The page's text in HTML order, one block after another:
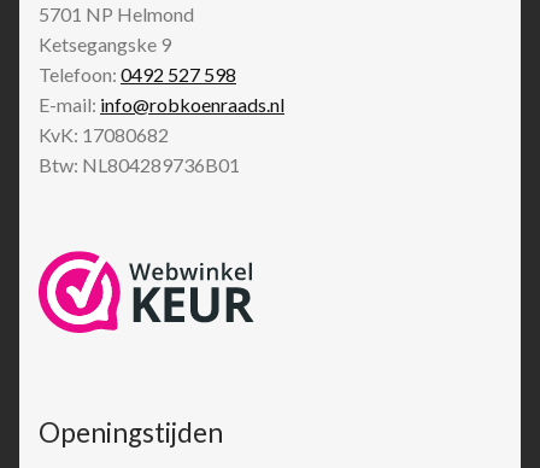
5701 NP Helmond
Ketsegangske 9
Telefoon: 0492 527 598
E-mail: info@robkoenraads.nl
KvK: 17080682
Btw: NL804289736B01
Openingstijden